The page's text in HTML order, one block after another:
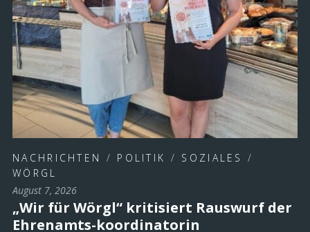
NACHRICHTEN / POLITIK / SOZIALES
/
WÖRGL
August 7, 2026
„Wir für Wörgl“ kritisiert Rauswurf der
Ehrenamts-koordinatorin